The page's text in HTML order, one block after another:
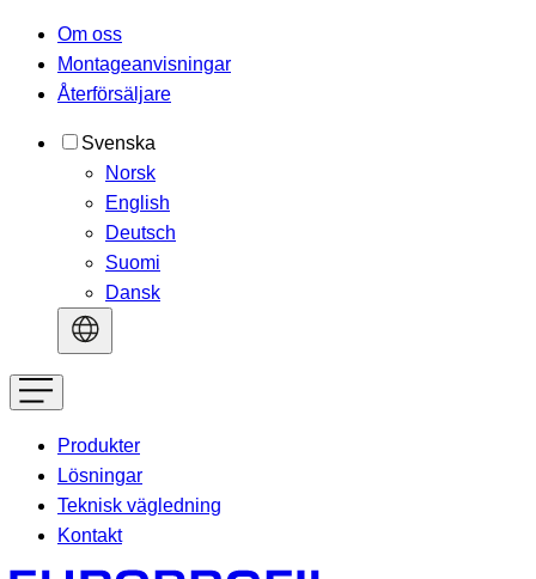
Om oss
Montageanvisningar
Återförsäljare
Svenska
Norsk
English
Deutsch
Suomi
Dansk
Produkter
Lösningar
Teknisk vägledning
Kontakt